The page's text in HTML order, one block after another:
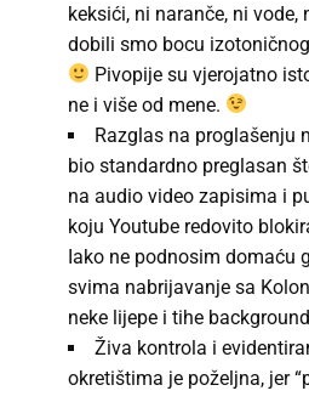
keksići, ni naranče, ni
dobili smo bocu
Pivopije su vjerojatno
ne i više od mene.
Razglas na proglašenju
bio standardno preglasan
na audio video zapisima i
koju Youtube redovito
Iako ne podnosim domaću
svima nabrijavanje sa
neke lijepe i tihe
Živa kontrola i
okretištima je poželjna, jer